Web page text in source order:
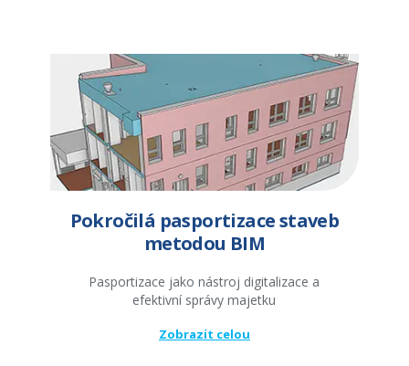
Pokročilá pasportizace staveb
metodou BIM
Pasportizace jako nástroj digitalizace a
efektivní správy majetku
Zobrazit celou